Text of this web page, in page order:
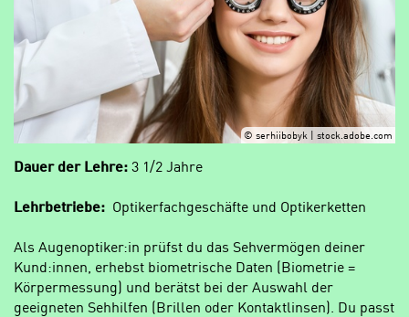
© serhiibobyk | stock.adobe.com
Dauer der Lehre: 3 1/2 Jahre
Lehrbetriebe: Optikerfachgeschäfte und Optikerketten
Als Augenoptiker:in prüfst du das Sehvermögen deiner
Kund:innen, erhebst biometrische Daten (Biometrie =
Körpermessung) und berätst bei der Auswahl der
geeigneten Sehhilfen (Brillen oder Kontaktlinsen). Du passt